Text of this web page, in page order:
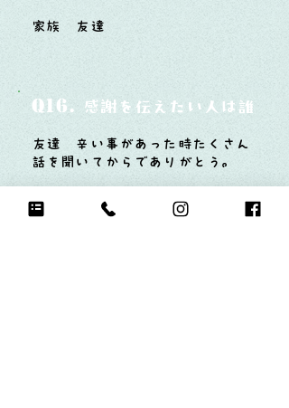
家族 友達
Q16. 感謝を伝えたい人は誰？
友達 辛い事があった時たくさん
話を聞いてからでありがとう。